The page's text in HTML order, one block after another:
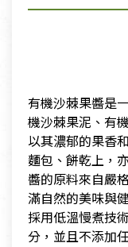
有機沙棘果醬是
機沙棘果泥、有
以其濃郁的果香
麵包、餅乾上，
醬的原料來自嚴
滿自然的美味與
採用低溫慢煮技
分，並且不添加